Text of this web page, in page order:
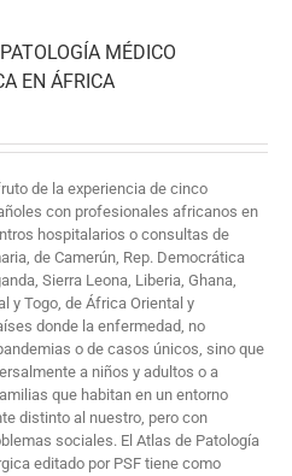
MÉDICO
EN ÁFRICA
de la experiencia de cinco
con profesionales africanos en
hospitalarios o consultas de
de Camerún, Rep. Democrática
Sierra Leona, Liberia, Ghana,
y Togo, de África Oriental y
donde la enfermedad, no
o de casos únicos, sino que
a niños y adultos o a
que habitan en un entorno
distinto al nuestro, pero con
sociales. El Atlas de Patología
editado por PSF tiene como